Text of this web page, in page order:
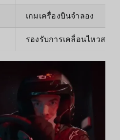
เกมเครื่องบินจำลอง
รองรับการเคลื่อนไหวสมจ